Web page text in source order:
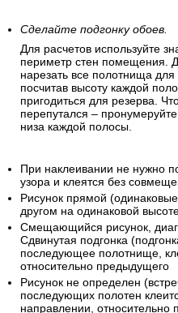
Сделайте подгонку обоев.
Для расчетов используйте
периметр стен помещения.
нарезать все полотнища
посчитав высоту каждой
пригодиться для резерва.
перепутался –
низа каждой полосы.
При наклеивании не нужно
узора и клеятся без
Рисунок прямой
другом на одинаковой
Смещающийся рисунок,
Сдвинутая подгонка
последующее полотнище,
относительно предыдущего
Рисунок не определен
последующих полотен
направлении, относительно